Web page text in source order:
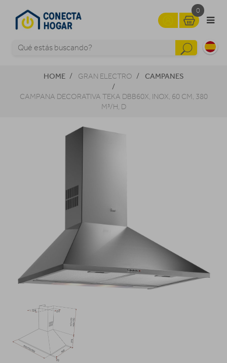
0
HOME GRAN ELECTRO CAMPANES
CAMPANA DECORATIVA TEKA DBB60X, INOX, 60 CM, 380
M³/H, D